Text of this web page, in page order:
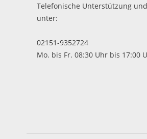
Telefonische Unterstützung
unter:
02151-9352724
Mo. bis Fr. 08:30 Uhr bis 17:00